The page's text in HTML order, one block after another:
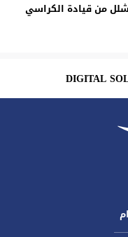
من قيادة الكراسي
DIGITAL